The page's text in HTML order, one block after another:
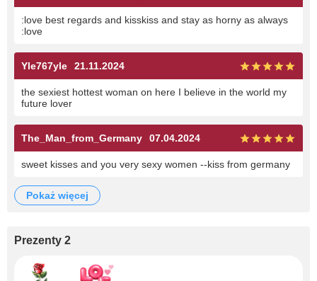
:love best regards and kisskiss and stay as horny as always
:love
Yle767yle 21.11.2024
the sexiest hottest woman on here I believe in the world my
future lover
The_Man_from_Germany 07.04.2024
sweet kisses and you very sexy women --kiss from germany
pokaż więcej
Prezenty 2